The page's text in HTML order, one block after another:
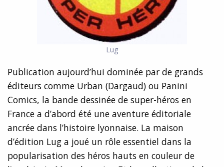
Lug
Publication aujourd’hui dominée par de grands
éditeurs comme Urban (Dargaud) ou Panini
Comics, la bande dessinée de super-héros en
France a d’abord été une aventure éditoriale
ancrée dans l’histoire lyonnaise. La maison
d’édition Lug a joué un rôle essentiel dans la
popularisation des héros hauts en couleur de